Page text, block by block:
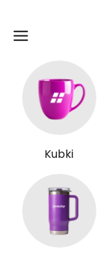
Kubki